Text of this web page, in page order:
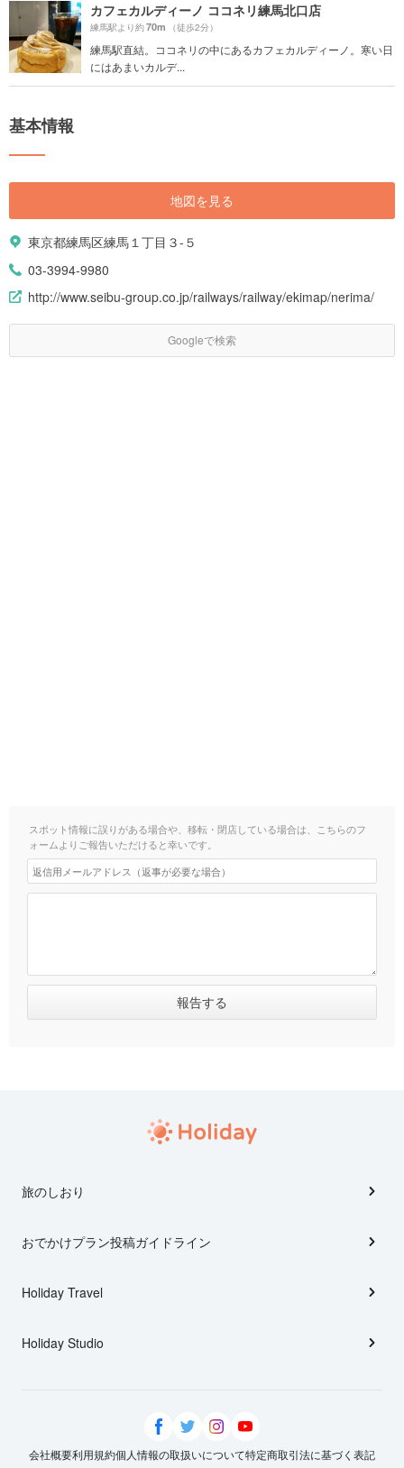
カフェカルディーノ ココネリ練馬北口店
練馬駅より約70m （徒歩2分）
練馬駅直結。ココネリの中にあるカフェカルディーノ。寒い日
にはあまいカルデ...
基本情報
地図を見る
東京都練馬区練馬１丁目３-５
03-3994-9980
http://www.seibu-group.co.jp/railways/railway/ekimap/nerima/
Googleで検索
スポット情報に誤りがある場合や、移転・閉店している場合は、こちらのフ
ォームよりご報告いただけると幸いです。
旅のしおり
おでかけプラン投稿ガイドライン
Holiday Travel
Holiday Studio
会社概要利用規約個人情報の取扱いについて特定商取引法に基づく表記